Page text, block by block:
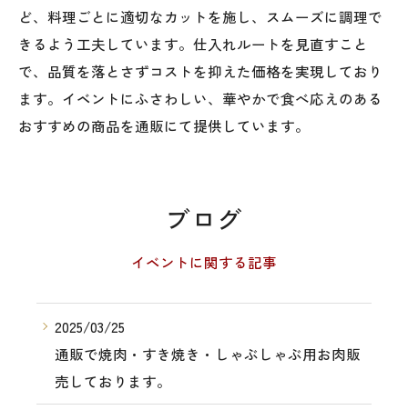
ど、料理ごとに適切なカットを施し、スムーズに調理で
きるよう工夫しています。仕入れルートを見直すこと
で、品質を落とさずコストを抑えた価格を実現しており
ます。イベントにふさわしい、華やかで食べ応えのある
おすすめの商品を通販にて提供しています。
ブログ
イベントに関する記事
2025/03/25
通販で焼肉・すき焼き・しゃぶしゃぶ用お肉販
売しております。